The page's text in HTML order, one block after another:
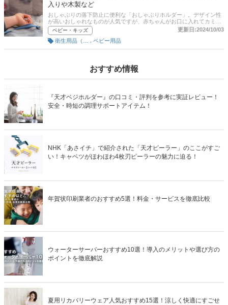
入りや木製など
おしゃぶりの落下防止に便利な「おしゃぶりホルダー」。デザイン性
が高いおしゃれなものが人気ですが、赤ちゃんがお口に入れてカミカ
ミすることもあるので、素材や形状などがより安全なものを選びたい
ですよね。そこでこの記事では、助産師セラピストの松浦 淳さんへの
取材をもとに、おしゃぶりホルダーの選び方とおすすめ商品をご紹
介！ ギフトにもぴったりな名前入りできる商品や、ママたちに定番人
いいおしゃぶりホルダーを購入して、ベビーとのお出かけを楽しみま
ベビー・キッズ
更新日:2024/10/03
ベビー用品
おすすめ情報
『天才ベジホルダー』の口コミ・評判を参考に実証レビュー！
安全・時短の調理サポートアイテム！
NHK「あさイチ」で紹介された「天才ピーラー」のここがすご
い！キャベツがほわほわ4枚刃ピーラーの魅力に迫る！
年賀状印刷業者のおすすめ5選！料金・サービスを徹底比較
ウォーターサーバーおすすめ10選！導入のメリットや選び方の
ポイントを徹底解説
夏用リカバリーウェア人気おすすめ15選！涼しく快適にすごせ